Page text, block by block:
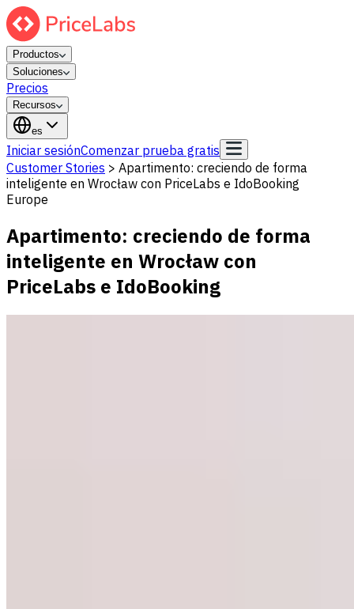
Productos
Soluciones
Precios
Recursos
es
Iniciar sesiónComenzar prueba gratis
Customer Stories > Apartimento: creciendo de forma
inteligente en Wrocław con PriceLabs e IdoBooking
Europe
Apartimento: creciendo de forma
inteligente en Wrocław con
PriceLabs e IdoBooking